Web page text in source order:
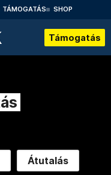
TÁMOGATÁS SHOP
Támogatás
Átutalás